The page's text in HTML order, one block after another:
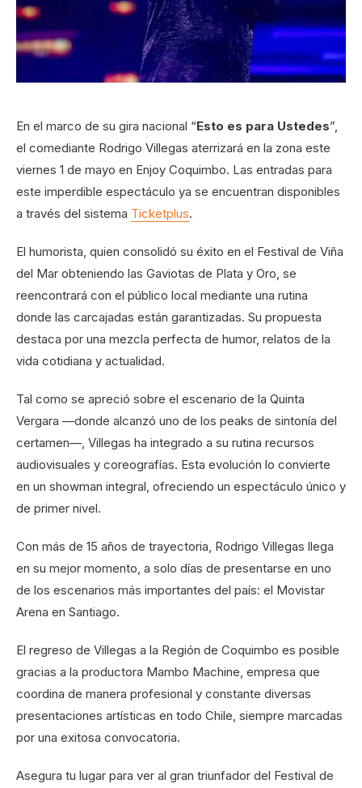
En el marco de su gira nacional “Esto es para Ustedes”,
el comediante Rodrigo Villegas aterrizará en la zona este
viernes 1 de mayo en Enjoy Coquimbo. Las entradas para
este imperdible espectáculo ya se encuentran disponibles
a través del sistema Ticketplus.
El humorista, quien consolidó su éxito en el Festival de Viña
del Mar obteniendo las Gaviotas de Plata y Oro, se
reencontrará con el público local mediante una rutina
donde las carcajadas están garantizadas. Su propuesta
destaca por una mezcla perfecta de humor, relatos de la
vida cotidiana y actualidad.
Tal como se apreció sobre el escenario de la Quinta
Vergara —donde alcanzó uno de los peaks de sintonía del
certamen—, Villegas ha integrado a su rutina recursos
audiovisuales y coreografías. Esta evolución lo convierte
en un showman integral, ofreciendo un espectáculo único y
de primer nivel.
Con más de 15 años de trayectoria, Rodrigo Villegas llega
en su mejor momento, a solo días de presentarse en uno
de los escenarios más importantes del país: el Movistar
Arena en Santiago.
El regreso de Villegas a la Región de Coquimbo es posible
gracias a la productora Mambo Machine, empresa que
coordina de manera profesional y constante diversas
presentaciones artísticas en todo Chile, siempre marcadas
por una exitosa convocatoria.
Asegura tu lugar para ver al gran triunfador del Festival de